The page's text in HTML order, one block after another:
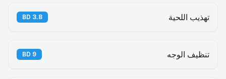
تهذيب اللحية 3.8
BD
تنظيف الوجه 9
BD